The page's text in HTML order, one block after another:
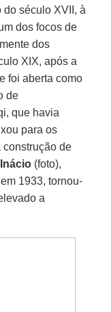
século XVII, à
dos focos de
dos
XIX, após a
foi aberta como
de
que havia
para os
construção de
(foto),
1933, tornou-
a